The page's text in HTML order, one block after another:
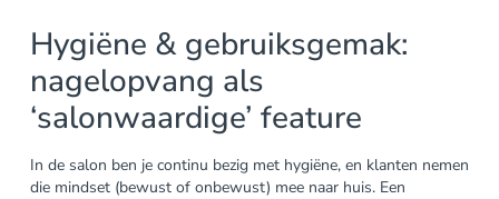
Hygiëne & gebruiksgemak:
nagelopvang als
‘salonwaardige’ feature
In de salon ben je continu bezig met hygiëne, en klanten nemen
die mindset (bewust of onbewust) mee naar huis. Een